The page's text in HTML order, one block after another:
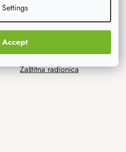
Settings
Accept
Naša priča
Ponuda za tvrtke
Zaštitna radionica